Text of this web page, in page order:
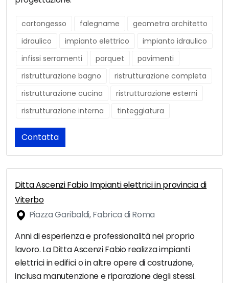
cartongesso falegname
geometra architetto
idraulico
impianto elettrico
impianto idraulico
infissi serramenti
parquet
pavimenti
ristrutturazione bagno
ristrutturazione completa
ristrutturazione cucina
ristrutturazione esterni
ristrutturazione interna
tinteggiatura
Contatta
Ditta Ascenzi Fabio Impianti elettrici in provincia di
Viterbo
Piazza Garibaldi, Fabrica di Roma
Anni di esperienza e professionalità nel proprio
lavoro. La Ditta Ascenzi Fabio realizza impianti
elettrici in edifici o in altre opere di costruzione,
inclusa manutenzione e riparazione degli stessi.